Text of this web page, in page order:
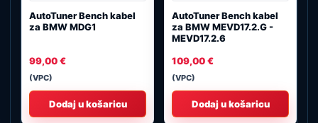
AutoTuner Bench kabel
za BMW MDG1
99,00€
(VPC)
Dodaj u košaricu
AutoTuner Bench kabel
za BMW MEVD17.2.G -
MEVD17.2.6
109,00€
(VPC)
Dodaj u košaricu